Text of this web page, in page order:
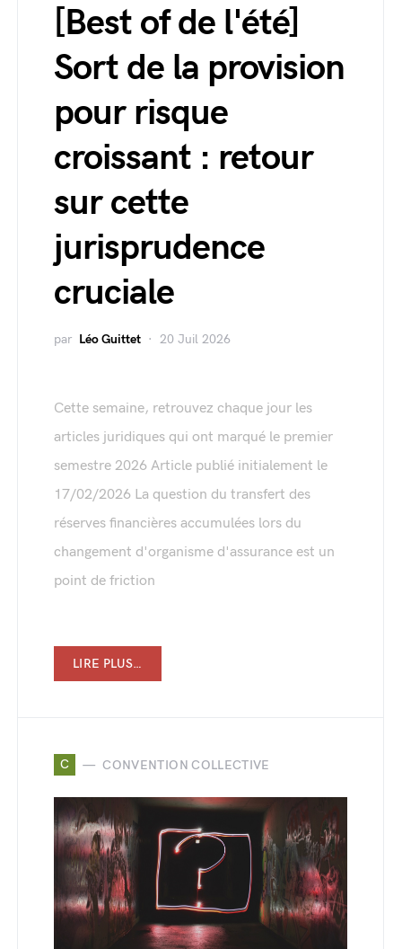
[Best of de l'été]
Sort de la provision
pour risque
croissant : retour
sur cette
jurisprudence
cruciale
par Léo Guittet 20 Juil 2026
Cette semaine, retrouvez chaque jour les
articles juridiques qui ont marqué le premier
semestre 2026 Article publié initialement le
17/02/2026 La question du transfert des
réserves financières accumulées lors du
changement d'organisme d'assurance est un
point de friction
LIRE PLUS…
C CONVENTION COLLECTIVE